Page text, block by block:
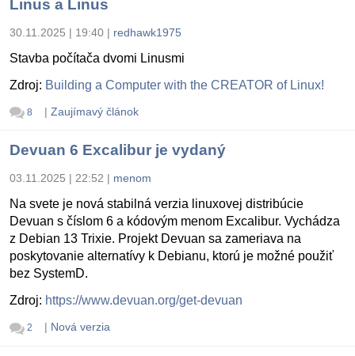
Linus a Linus
30.11.2025 | 19:40 | redhawk1975
Stavba počítača dvomi Linusmi
Zdroj: Building a Computer with the CREATOR of Linux!
8 | Zaujímavý článok
Devuan 6 Excalibur je vydaný
03.11.2025 | 22:52 | menom
Na svete je nová stabilná verzia linuxovej distribúcie
Devuan s číslom 6 a kódovým menom Excalibur. Vychádza
z Debian 13 Trixie. Projekt Devuan sa zameriava na
poskytovanie alternatívy k Debianu, ktorú je možné použiť
bez SystemD.
Zdroj: https://www.devuan.org/get-devuan
2 | Nová verzia